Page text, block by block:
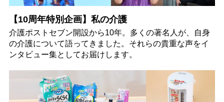
【10周年特別企画】私の介護
介護ポストセブン開設から10年。多くの著名人が、自身
の介護について語ってきました。それらの貴重な声をイ
ンタビュー集としてお届けします。